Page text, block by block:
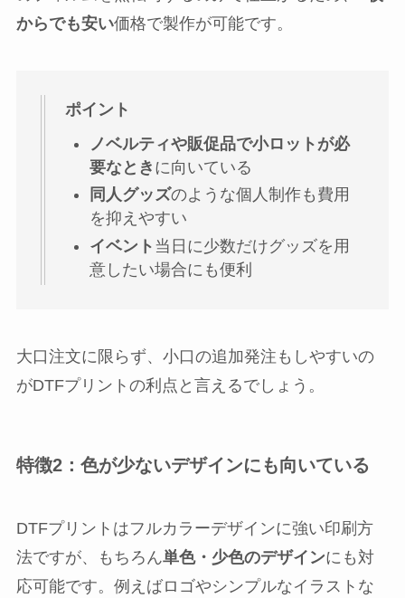
からでも安い価格で製作が可能です。
ポイント
ノベルティや販促品で小ロットが必
要なとき に向いている
同人グッズのような個人制作も費用
を抑えやすい
イベント 当日に少数だけグッズを用
意したい場合にも便利
大口注文に限らず、小口の追加発注もしやすいの
がDTFプリントの利点と言えるでしょう。
特徴2：色が少ないデザインにも向いている
DTFプリントはフルカラーデザインに強い印刷方
法ですが、もちろん単色・少色のデザインにも対
応可能です。例えばロゴやシンプルなイラストな